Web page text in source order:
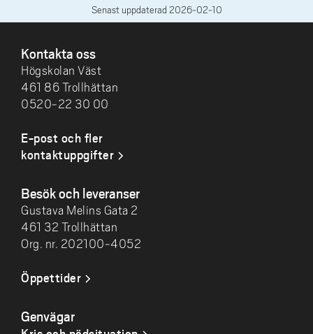
Senast uppdaterad 2026-02-10
Kontakta oss
Högskolan Väst
461 86 Trollhättan
0520-22 30 00
E-post och fler
kontaktuppgifter
Besök och leveranser
Gustava Melins Gata 2
461 32 Trollhättan
Org. nr. 202100-4052
Öppettider
Genvägar